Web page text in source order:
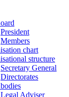
President
Members
chart
structure
Secretary General
Directorates
Legal Adviser